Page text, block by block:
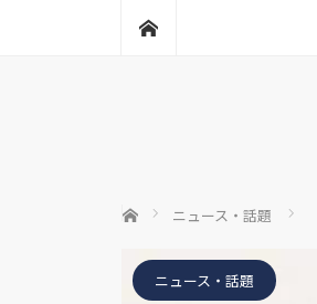
ホーム ニュース・話題
ニュース・話題